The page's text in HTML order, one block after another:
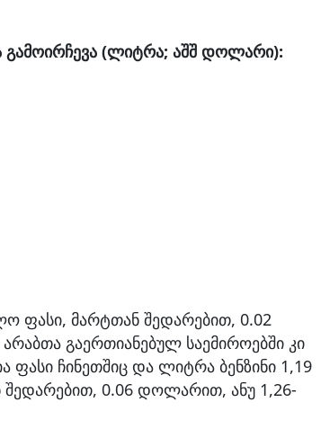
გამოირჩევა (ლიტრა; აშშ დოლარი):
ფასი, მარტთან შედარებით, 0.02
გაერთიანებულ საემიროებში კი
ჩინეთშიც და ლიტრა ბენზინი 1,19
0.06 დოლარით, ანუ 1,26-